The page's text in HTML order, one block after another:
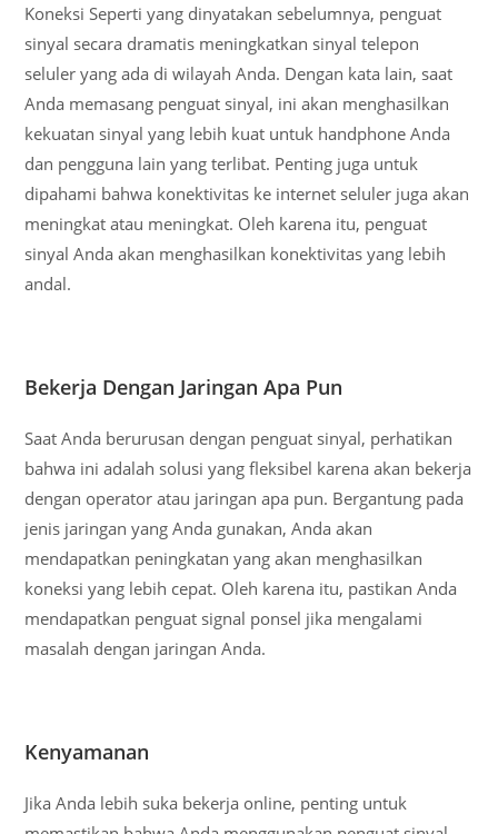
Koneksi Seperti yang dinyatakan sebelumnya, penguat
sinyal secara dramatis meningkatkan sinyal telepon
seluler yang ada di wilayah Anda. Dengan kata lain, saat
Anda memasang penguat sinyal, ini akan menghasilkan
kekuatan sinyal yang lebih kuat untuk handphone Anda
dan pengguna lain yang terlibat. Penting juga untuk
dipahami bahwa konektivitas ke internet seluler juga akan
meningkat atau meningkat. Oleh karena itu, penguat
sinyal Anda akan menghasilkan konektivitas yang lebih
andal.
Bekerja Dengan Jaringan Apa Pun
Saat Anda berurusan dengan penguat sinyal, perhatikan
bahwa ini adalah solusi yang fleksibel karena akan bekerja
dengan operator atau jaringan apa pun. Bergantung pada
jenis jaringan yang Anda gunakan, Anda akan
mendapatkan peningkatan yang akan menghasilkan
koneksi yang lebih cepat. Oleh karena itu, pastikan Anda
mendapatkan penguat signal ponsel jika mengalami
masalah dengan jaringan Anda.
Kenyamanan
Jika Anda lebih suka bekerja online, penting untuk